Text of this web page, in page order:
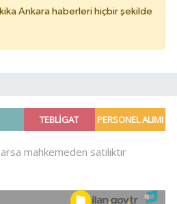
Ankara haberleri hiçbir şekilde